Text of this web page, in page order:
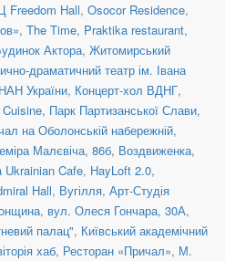
Freedom Hall, Osocor Residence,
, The Time, Praktika restaurant,
Актора, Житомирський
драматичний театр ім. Івана
України, Концерт-хол ВДНГ,
, Парк Партизанської Слави,
на Оболонській набережній,
Малєвіча, 86б, Воздвиженка,
Ukrainian Cafe, HayLoft 2.0,
Hall, Вугілля, Арт-Студія
, вул. Олеся Гончара, 30А,
палац", Київський академічний
хаб, Ресторан «Причал», М.